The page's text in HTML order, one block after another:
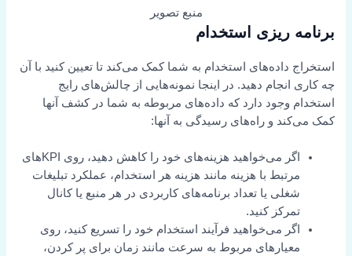
منبع تصویر
برنامه ریزی استخدام
استخراج داده‌های استخدام به شما کمک می‌کند تا تعیین کنید با آن
چه کاری انجام دهید. در اینجا نمونه‌هایی از چالش‌های رایج
استخدام وجود دارد که داده‌های مربوطه به شما در کشف آنها
کمک می‌کند و راه‌های رسیدگی به آنها:
اگر می‌خواهید هزینه‌های خود را کاهش دهید، روی KPIهای
مرتبط با هزینه مانند هزینه هر استخدام، عملکرد تبلیغات
شغلی یا تعداد برنامه‌های کاربردی در هر منبع یا کانال
تمرکز کنید.
اگر می‌خواهید فرآیند استخدام خود را تسریع کنید، روی
معیارهای مربوط به سرعت مانند زمان برای پر کردن،